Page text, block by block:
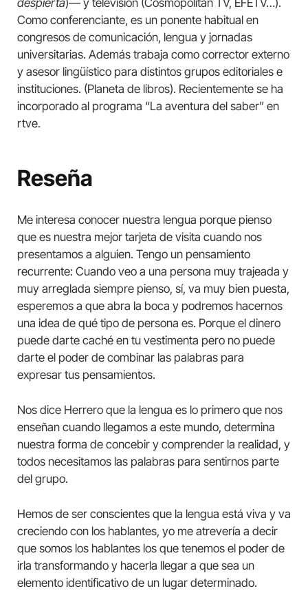
Como conferenciante, es un ponente habitual en
congresos de comunicación, lengua y jornadas
universitarias. Además trabaja como corrector externo
y asesor lingüístico para distintos grupos editoriales e
instituciones. (Planeta de libros). Recientemente se ha
incorporado al programa “La aventura del saber” en
rtve.
Reseña
Me interesa conocer nuestra lengua porque pienso
que es nuestra mejor tarjeta de visita cuando nos
presentamos a alguien. Tengo un pensamiento
recurrente: Cuando veo a una persona muy trajeada y
muy arreglada siempre pienso, sí, va muy bien puesta,
esperemos a que abra la boca y podremos hacernos
una idea de qué tipo de persona es. Porque el dinero
puede darte caché en tu vestimenta pero no puede
darte el poder de combinar las palabras para
expresar tus pensamientos.
Nos dice Herrero que la lengua es lo primero que nos
enseñan cuando llegamos a este mundo, determina
nuestra forma de concebir y comprender la realidad, y
todos necesitamos las palabras para sentirnos parte
del grupo.
Hemos de ser conscientes que la lengua está viva y va
creciendo con los hablantes, yo me atrevería a decir
que somos los hablantes los que tenemos el poder de
irla transformando y hacerla llegar a que sea un
elemento identificativo de un lugar determinado.